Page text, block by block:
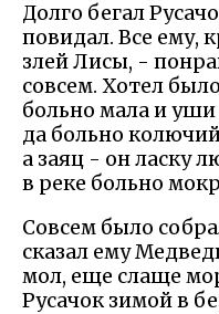
Долго бегал
повидал. Все ему,
злей Лисы, -
совсем. Хотел
больно мала и
да больно
а заяц - он ласку
в реке больно
Совсем было
сказал ему
мол, еще слаще
Русачок зимой в